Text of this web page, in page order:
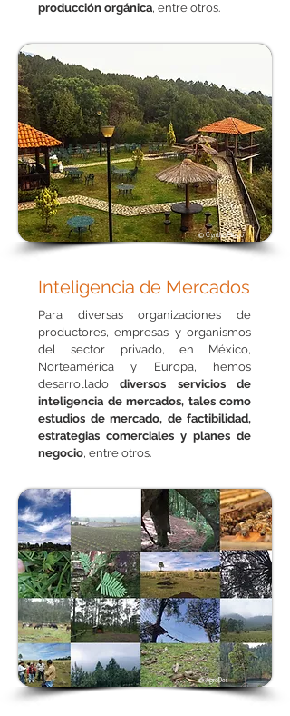
producción orgánica, entre otros.
Inteligencia de Mercados
Para diversas organizaciones de
productores, empresas y organismos
del sector privado, en México,
Norteamérica y Europa, hemos
desarrolladodiversos servicios de
inteligencia de mercados, tales como
estudios de mercado, de factibilidad,
estrategias comerciales y planes de
negocio, entre otros.
© Cynthia Pliego
© AgroDer